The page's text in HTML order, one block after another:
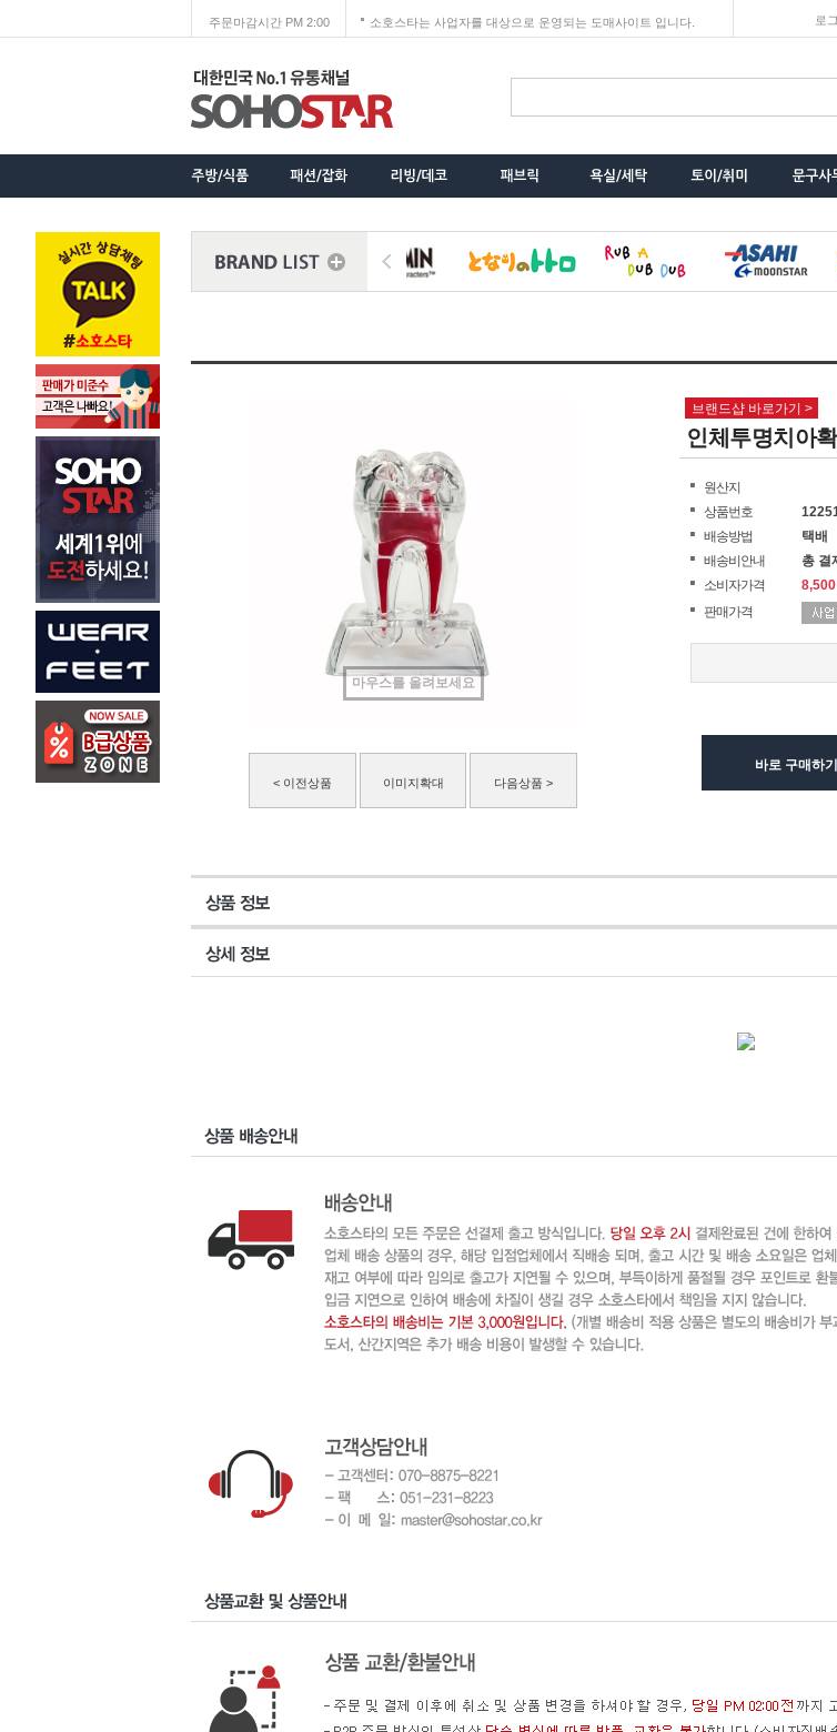
주문마감시간 PM 2:00 소호스타는 사업자를 대상으로 운영되는 도매사이트 입니다. 로
마우스를 올려보세요
< 이전상품 이미지확대 다음상품 >
브랜드샵 바로가기 >
인체투명치아
원산지
상품번호
배송방법
택배
배송비안내
총 결
소비자가격
판매가격
바로 구매하기